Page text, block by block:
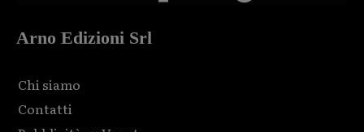
Arno Edizioni Srl
Chi siamo
Contatti